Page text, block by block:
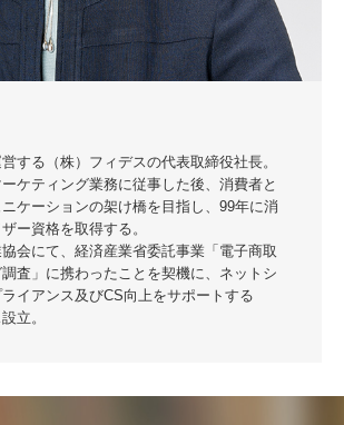
する（株）フィデスの代表取締役社長。
ケティング業務に従事した後、消費者と
ケーションの架け橋を目指し、99年に消
ー資格を取得する。
協会にて、経済産業省委託事業「電子商取
査」に携わったことを契機に、ネットシ
イアンス及びCS向上をサポートする
立。